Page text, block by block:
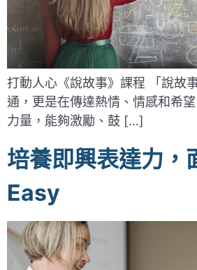
打動人心《說故事》課程 「說故
通，更是在傳達熱情、情感和希
力量，能夠激勵、鼓 […]
培養即興表達力，
Easy